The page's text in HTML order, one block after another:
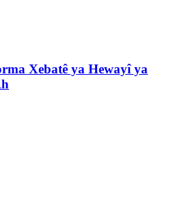
Xebatê ya Hewayî ya